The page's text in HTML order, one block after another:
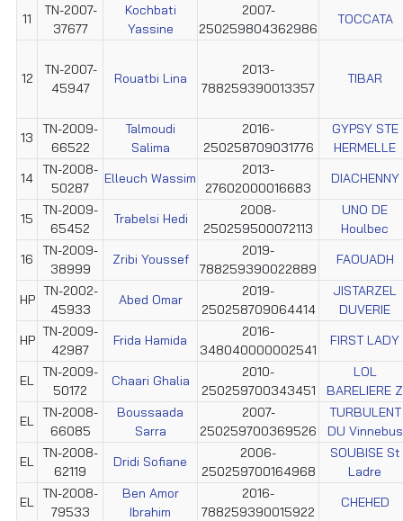
11
TN-2007-
37677
Kochbati
Yassine
2007-
250259804362986
TOCCATA
12
TN-2007-
45947
Rouatbi Lina
2013-
788259390013357
TIBAR
13
TN-2009-
66522
Talmoudi
Salima
2016-
250258709031776
GYPSY STE
HERMELLE
14
TN-2008-
50287
Elleuch Wassim
2013-
27602000016683
DIACHENNY
15
TN-2009-
65452
Trabelsi Hedi
2008-
250259500072113
UNO DE
Houlbec
16
TN-2009-
38999
Zribi Youssef
2019-
788259390022889
FAOUADH
HP
TN-2002-
45933
Abed Omar
2019-
250258709064414
JISTARZEL
DUVERIE
HP
TN-2009-
42987
Frida Hamida
2016-
348040000002541
FIRST LADY
EL
TN-2009-
50172
Chaari Ghalia
2010-
250259700343451
LOL
BARELIERE Z
EL
TN-2008-
66085
Boussaada
Sarra
2007-
250259700369526
TURBULENT
DU Vinnebus
EL
TN-2008-
62119
Dridi Sofiane
2006-
250259700164968
SOUBISE St
Ladre
EL
TN-2008-
79533
Ben Amor
Ibrahim
2016-
788259390015922
CHEHED